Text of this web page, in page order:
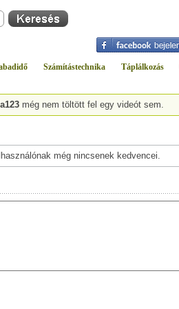
Számítástechnika Táplálkozás
még nem töltött fel egy videót sem.
még nincsenek kedvencei.